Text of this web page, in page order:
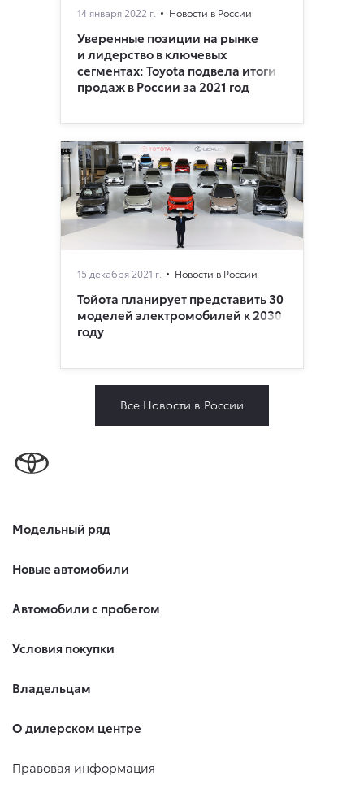
14 января 2022 г. Новости в России
Уверенные позиции на рынке
и лидерство в ключевых
сегментах: Toyota подвела итоги
продаж в России за 2021 год
15 декабря 2021 г. Новости в России
Тойота планирует представить 30
моделей электромобилей к 2030
году
Все Новости в России
Модельный ряд
Новые автомобили
Автомобили с пробегом
Условия покупки
Владельцам
О дилерском центре
Правовая информация